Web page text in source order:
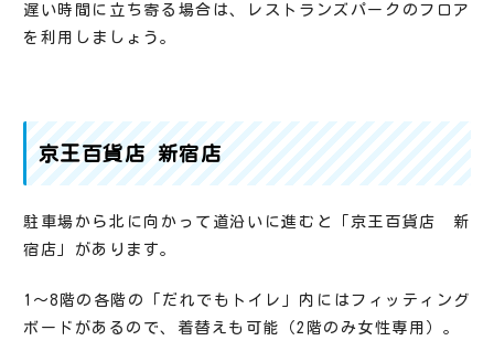
遅い時間に立ち寄る場合は、レストランズパークのフロア
を利用しましょう。
京王百貨店 新宿店
駐車場から北に向かって道沿いに進むと「京王百貨店 新
宿店」があります。
1～8階の各階の「だれでもトイレ」内にはフィッティング
ボードがあるので、着替えも可能（2階のみ女性専用）。